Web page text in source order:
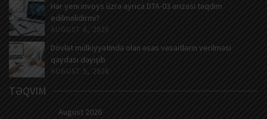
Hər yeni invoys üzrə ayrıca DTA-03 ərizəsi təqdim
edilməlidirmi?
AUGUST 6, 2026
Dövlət mülkiyyətində olan əsas vəsaitlərin verilməsi
qaydası dəyişib
AUGUST 5, 2026
TƏQVIM
August 2026